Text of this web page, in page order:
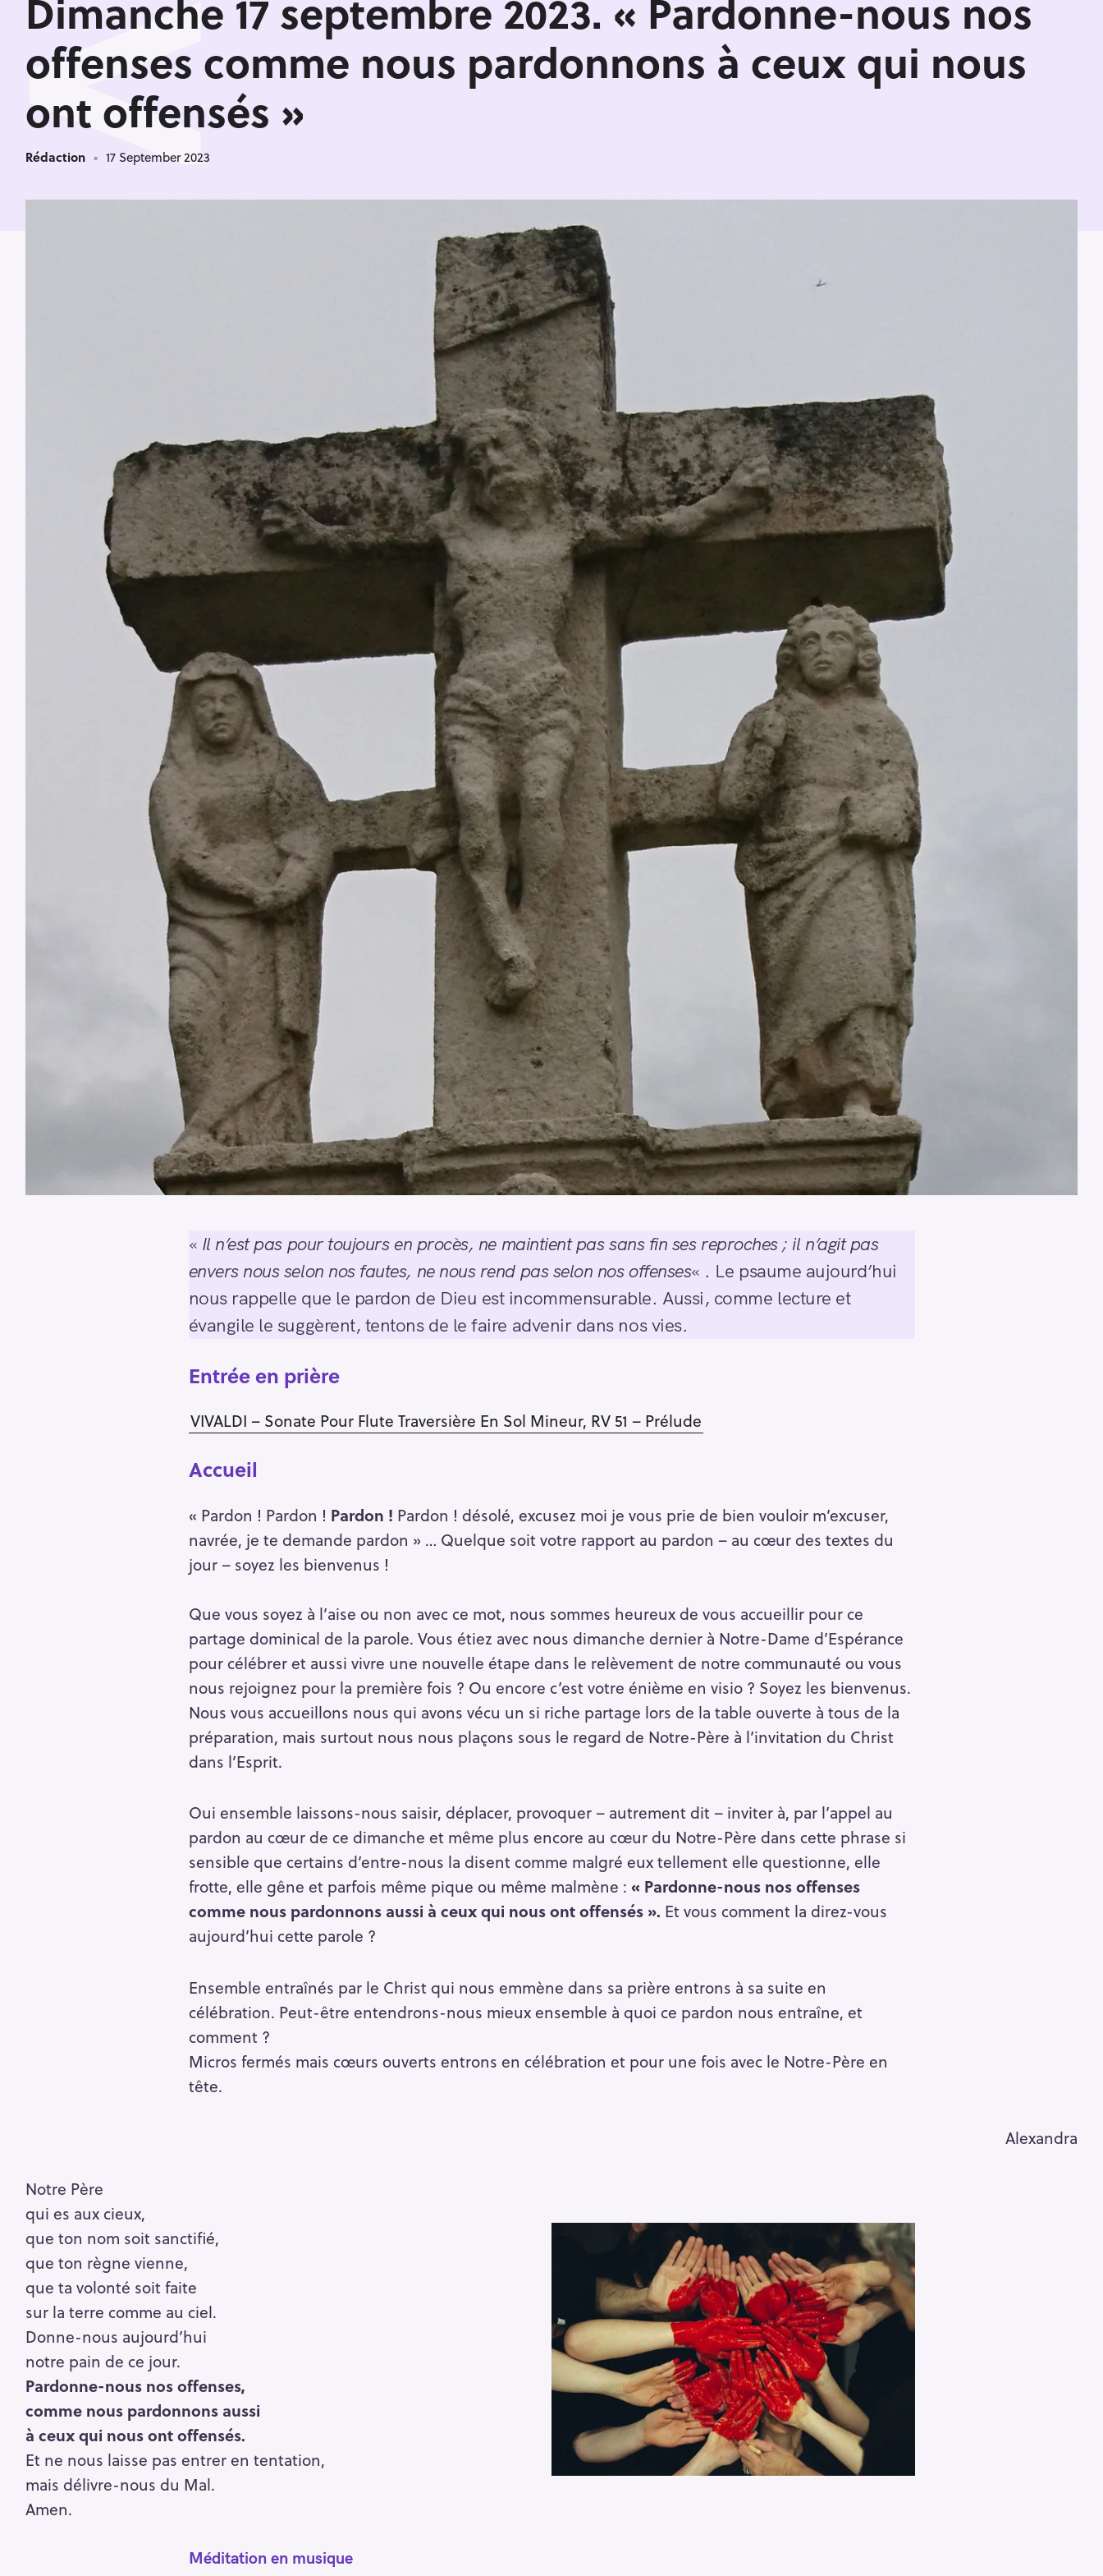
Dimanche 17 septembre 2023. « Pardonne-nous nos
offenses comme nous pardonnons à ceux qui nous
ont offensés »
Rédaction 17 September 2023
« Il n’est pas pour toujours en procès, ne maintient pas sans fin ses reproches ; il n’agit pas
envers nous selon nos fautes, ne nous rend pas selon nos offenses« . Le psaume aujourd’hui
nous rappelle que le pardon de Dieu est incommensurable. Aussi, comme lecture et
évangile le suggèrent, tentons de le faire advenir dans nos vies.
Entrée en prière
VIVALDI – Sonate Pour Flute Traversière En Sol Mineur, RV 51 – Prélude
Accueil
« Pardon ! Pardon ! Pardon ! Pardon ! désolé, excusez moi je vous prie de bien vouloir m’excuser,
navrée, je te demande pardon » … Quelque soit votre rapport au pardon – au cœur des textes du
jour – soyez les bienvenus !
Que vous soyez à l’aise ou non avec ce mot, nous sommes heureux de vous accueillir pour ce
partage dominical de la parole. Vous étiez avec nous dimanche dernier à Notre-Dame d’Espérance
pour célébrer et aussi vivre une nouvelle étape dans le relèvement de notre communauté ou vous
nous rejoignez pour la première fois ? Ou encore c’est votre énième en visio ? Soyez les bienvenus.
Nous vous accueillons nous qui avons vécu un si riche partage lors de la table ouverte à tous de la
préparation, mais surtout nous nous plaçons sous le regard de Notre-Père à l’invitation du Christ
dans l’Esprit.
Oui ensemble laissons-nous saisir, déplacer, provoquer – autrement dit – inviter à, par l’appel au
pardon au cœur de ce dimanche et même plus encore au cœur du Notre-Père dans cette phrase si
sensible que certains d’entre-nous la disent comme malgré eux tellement elle questionne, elle
frotte, elle gêne et parfois même pique ou même malmène : « Pardonne-nous nos offenses
comme nous pardonnons aussi à ceux qui nous ont offensés ». Et vous comment la direz-vous
aujourd’hui cette parole ?
Ensemble entraînés par le Christ qui nous emmène dans sa prière entrons à sa suite en
célébration. Peut-être entendrons-nous mieux ensemble à quoi ce pardon nous entraîne, et
comment ?
Micros fermés mais cœurs ouverts entrons en célébration et pour une fois avec le Notre-Père en
tête.
Alexandra
Notre Père
qui es aux cieux,
que ton nom soit sanctifié,
que ton règne vienne,
que ta volonté soit faite
sur la terre comme au ciel.
Donne-nous aujourd’hui
notre pain de ce jour.
Pardonne-nous nos offenses,
comme nous pardonnons aussi
à ceux qui nous ont offensés.
Et ne nous laisse pas entrer en tentation,
mais délivre-nous du Mal.
Amen.
Méditation en musique
Press Esc to cancel.